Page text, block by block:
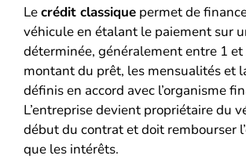
Lecrédit classique permet de
véhicule en étalant le paiement sur
déterminée, généralement entre 1 et
montant du prêt, les mensualités et
définis en accord avec l’organisme
L’entreprise devient propriétaire du
début du contrat et doit rembourser
que les intérêts.